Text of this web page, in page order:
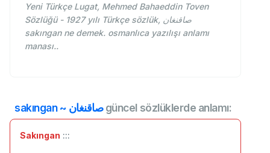
Yeni Türkçe Lugat, Mehmed Bahaeddin Toven
Sözlüğü - 1927 yılı Türkçe sözlük, صاقنغان
sakıngan ne demek. osmanlıca yazılışı anlamı
manası..
sakıngan ~ صاقنغانgüncel sözlüklerde anlamı:
Sakıngan :::